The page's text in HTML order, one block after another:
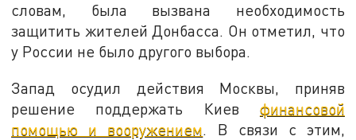
словам, была вызвана необходимость
защитить жителей Донбасса. Он отметил, что
у России не было другого выбора.
Запад осудил действия Москвы, приняв
решение поддержать Киев финансовой
помощью и вооружением. В связи с этим,